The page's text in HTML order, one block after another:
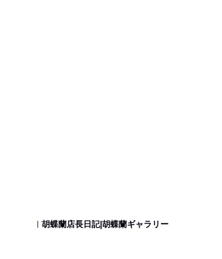
胡蝶蘭店長日記|胡蝶蘭ギャラリー